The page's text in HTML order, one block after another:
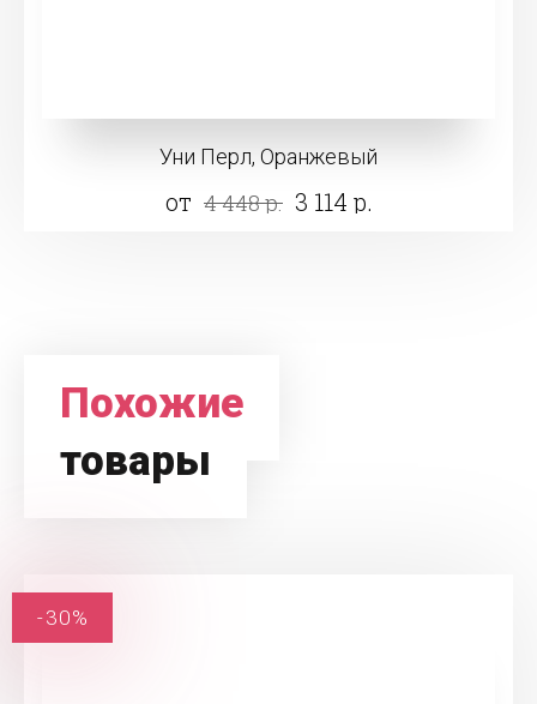
Уни Перл, Оранжевый
от 4 448 р. 3 114 р.
Похожие
товары
-30%